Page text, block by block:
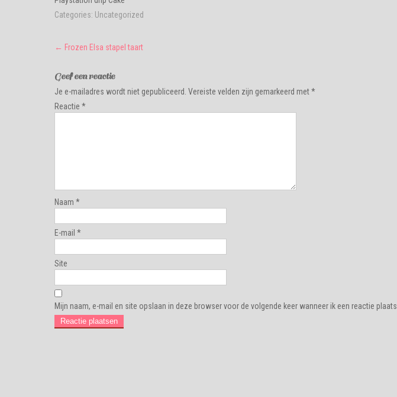
Categories: Uncategorized
Post
navigation
← Frozen Elsa stapel taart
Geef een reactie
Je e-mailadres wordt niet gepubliceerd. Vereiste velden zijn gemarkeerd met*
Reactie *
Naam *
E-mail *
Site
Mijn naam, e-mail en site opslaan in deze browser voor de volgende keer wanneer ik een reactie plaats.